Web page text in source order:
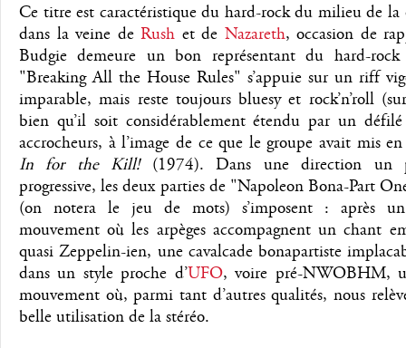
Ce titre est caractéristique du hard-rock du milieu de la
dans la veine deRush et de Nazareth, occasion de
Budgie demeure un bon représentant du hard-
"Breaking All the House Rules" s’appuie sur un riff
imparable, mais reste toujours bluesy et rock’n’roll
bien qu’il soit considérablement étendu par un
accrocheurs, à l’image de ce que le groupe avait mis
In for the Kill!(1974). Dans une direction un
progressive, les deux parties de "Napoleon Bona-Part
(on notera le jeu de mots) s’imposent : après
mouvement où les arpèges accompagnent un chant
quasi Zeppelin-ien, une cavalcade bonapartiste
dans un style proche d’UFO, voire pré-NWOBHM,
mouvement où, parmi tant d’autres qualités, nous
belle utilisation de la stéréo.